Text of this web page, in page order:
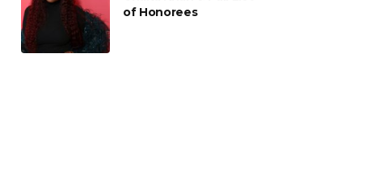
of Honorees